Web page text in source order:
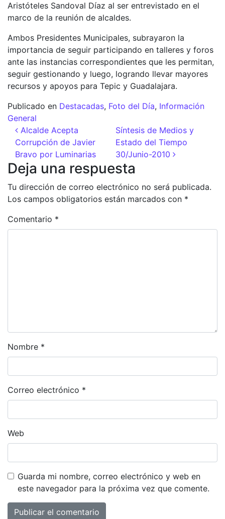
Aristóteles Sandoval Díaz al ser entrevistado en el
marco de la reunión de alcaldes.
Ambos Presidentes Municipales, subrayaron la
importancia de seguir participando en talleres y foros
ante las instancias correspondientes que les permitan,
seguir gestionando y luego, logrando llevar mayores
recursos y apoyos para Tepic y Guadalajara.
Publicado en Destacadas, Foto del Día, Información
General
Navegación de entradas
Alcalde Acepta
Corrupción de Javier
Bravo por Luminarias
Síntesis de Medios y
Estado del Tiempo
30/Junio-2010
Deja una respuesta
Tu dirección de correo electrónico no será publicada.
Los campos obligatorios están marcados con *
Comentario *
Nombre *
Correo electrónico *
Web
Guarda mi nombre, correo electrónico y web en
este navegador para la próxima vez que comente.